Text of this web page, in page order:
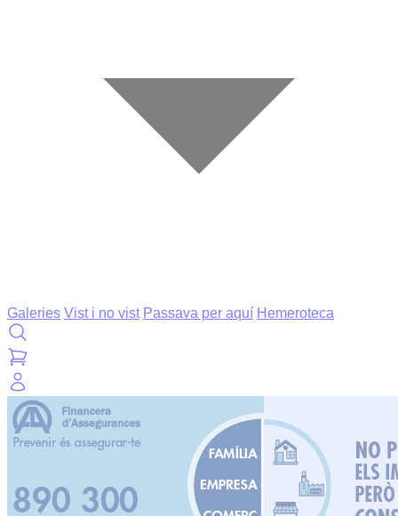
Galeries Vist i no vist Passava per aquí Hemeroteca